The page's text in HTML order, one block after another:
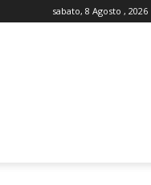
sabato, 8 Agosto , 2026